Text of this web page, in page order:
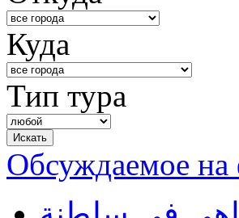
Куда
Тип тура
Обсуждаемое на